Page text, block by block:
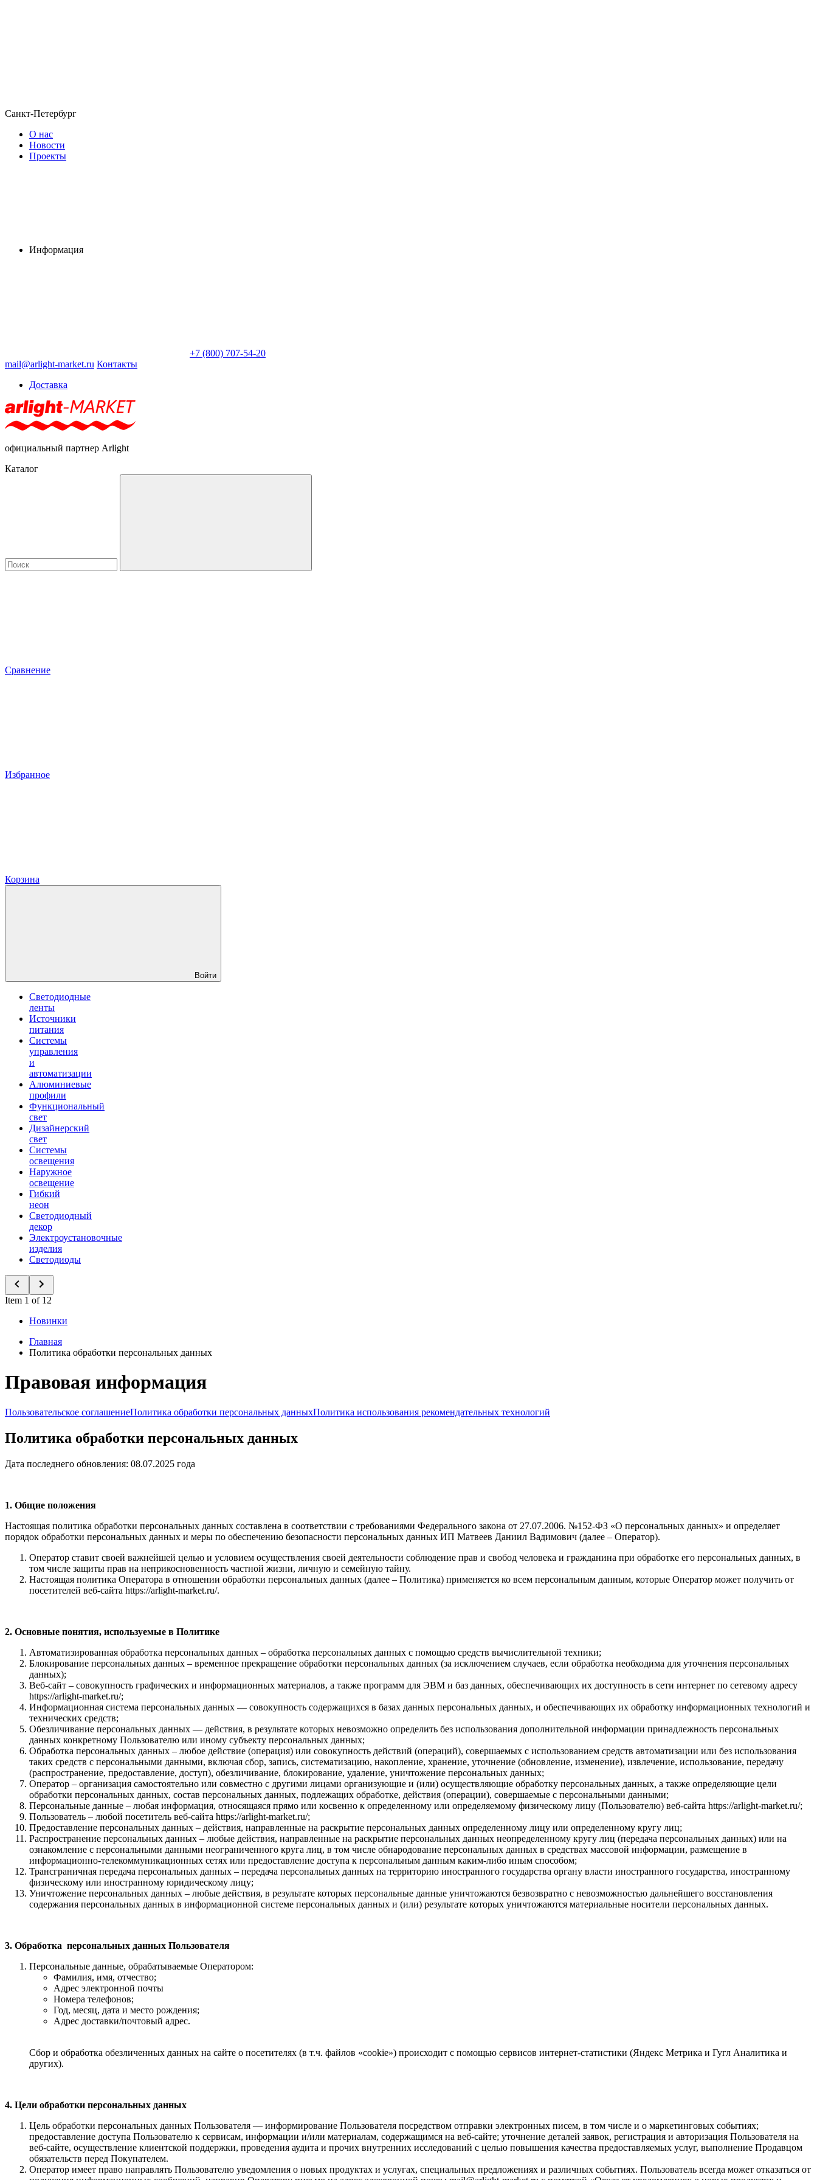
Санкт-Петербург
О нас
Новости
Проекты
Информация
+7 (800) 707-54-20
mail@arlight-market.ru Контакты
Доставка
официальный партнер Arlight
Каталог
Сравнение
Избранное
Корзина
Войти
Светодиодные
ленты
Источники
питания
Системы
управления
и
автоматизации
Алюминиевые
профили
Функциональный
свет
Дизайнерский
свет
Системы
освещения
Наружное
освещение
Гибкий
неон
Светодиодный
декор
Электроустановочные
изделия
Светодиоды
Item 1 of 12
Новинки
Главная
Политика обработки персональных данных
Правовая информация
Пользовательское соглашениеПолитика обработки персональных данныхПолитика использования рекомендательных технологий
Политика обработки персональных данных
Дата последнего обновления: 08.07.2025 года
1. Общие положения
Настоящая политика обработки персональных данных составлена в соответствии с требованиями Федерального закона от 27.07.2006. №152-ФЗ «О персональных данных» и определяет
порядок обработки персональных данных и меры по обеспечению безопасности персональных данных ИП Матвеев Даниил Вадимович (далее – Оператор).
Оператор ставит своей важнейшей целью и условием осуществления своей деятельности соблюдение прав и свобод человека и гражданина при обработке его персональных данных, в
том числе защиты прав на неприкосновенность частной жизни, личную и семейную тайну.
Настоящая политика Оператора в отношении обработки персональных данных (далее – Политика) применяется ко всем персональным данным, которые Оператор может получить от
посетителей веб-сайта https://arlight-market.ru/.
2. Основные понятия, используемые в Политике
Автоматизированная обработка персональных данных – обработка персональных данных с помощью средств вычислительной техники;
Блокирование персональных данных – временное прекращение обработки персональных данных (за исключением случаев, если обработка необходима для уточнения персональных
данных);
Веб-сайт – совокупность графических и информационных материалов, а также программ для ЭВМ и баз данных, обеспечивающих их доступность в сети интернет по сетевому адресу
https://arlight-market.ru/;
Информационная система персональных данных — совокупность содержащихся в базах данных персональных данных, и обеспечивающих их обработку информационных технологий и
технических средств;
Обезличивание персональных данных — действия, в результате которых невозможно определить без использования дополнительной информации принадлежность персональных
данных конкретному Пользователю или иному субъекту персональных данных;
Обработка персональных данных – любое действие (операция) или совокупность действий (операций), совершаемых с использованием средств автоматизации или без использования
таких средств с персональными данными, включая сбор, запись, систематизацию, накопление, хранение, уточнение (обновление, изменение), извлечение, использование, передачу
(распространение, предоставление, доступ), обезличивание, блокирование, удаление, уничтожение персональных данных;
Оператор – организация самостоятельно или совместно с другими лицами организующие и (или) осуществляющие обработку персональных данных, а также определяющие цели
обработки персональных данных, состав персональных данных, подлежащих обработке, действия (операции), совершаемые с персональными данными;
Персональные данные – любая информация, относящаяся прямо или косвенно к определенному или определяемому физическому лицу (Пользователю) веб-сайта https://arlight-market.ru/;
Пользователь – любой посетитель веб-сайта https://arlight-market.ru/;
Предоставление персональных данных – действия, направленные на раскрытие персональных данных определенному лицу или определенному кругу лиц;
Распространение персональных данных – любые действия, направленные на раскрытие персональных данных неопределенному кругу лиц (передача персональных данных) или на
ознакомление с персональными данными неограниченного круга лиц, в том числе обнародование персональных данных в средствах массовой информации, размещение в
информационно-телекоммуникационных сетях или предоставление доступа к персональным данным каким-либо иным способом;
Трансграничная передача персональных данных – передача персональных данных на территорию иностранного государства органу власти иностранного государства, иностранному
физическому или иностранному юридическому лицу;
Уничтожение персональных данных – любые действия, в результате которых персональные данные уничтожаются безвозвратно с невозможностью дальнейшего восстановления
содержания персональных данных в информационной системе персональных данных и (или) результате которых уничтожаются материальные носители персональных данных.
3. Обработка персональных данных Пользователя
Персональные данные, обрабатываемые Оператором:
Фамилия, имя, отчество;
Адрес электронной почты
Номера телефонов;
Год, месяц, дата и место рождения;
Адрес доставки/почтовый адрес.
Сбор и обработка обезличенных данных на сайте о посетителях (в т.ч. файлов «cookie») происходит с помощью сервисов интернет-статистики (Яндекс Метрика и Гугл Аналитика и
других).
4. Цели обработки персональных данных
Цель обработки персональных данных Пользователя — информирование Пользователя посредством отправки электронных писем, в том числе и о маркетинговых событиях;
предоставление доступа Пользователю к сервисам, информации и/или материалам, содержащимся на веб-сайте; уточнение деталей заявок, регистрация и авторизация Пользователя на
веб-сайте, осуществление клиентской поддержки, проведения аудита и прочих внутренних исследований с целью повышения качества предоставляемых услуг, выполнение Продавцом
обязательств перед Покупателем.
Оператор имеет право направлять Пользователю уведомления о новых продуктах и услугах, специальных предложениях и различных событиях. Пользователь всегда может отказаться от